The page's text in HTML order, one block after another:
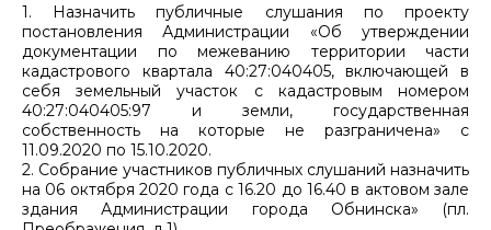
1. Назначить публичные слушания по проекту
постановления Администрации «Об утверждении
документации по межеванию территории части
кадастрового квартала 40:27:040405, включающей в
себя земельный участок с кадастровым номером
40:27:040405:97 и земли, государственная
собственность на которые не разграничена» с
11.09.2020 по 15.10.2020.
2. Собрание участников публичных слушаний назначить
на 06 октября 2020 года с 16.20 до 16.40 в актовом зале
здания Администрации города Обнинска» (пл.